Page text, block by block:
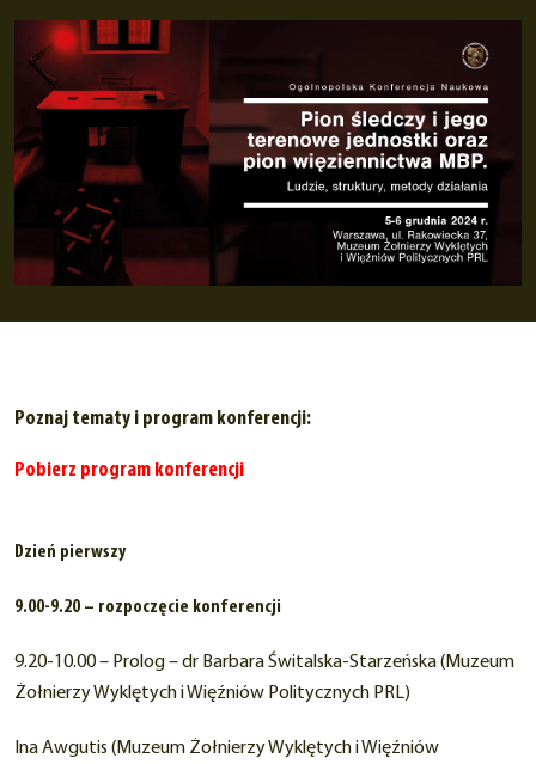
Poznaj tematy i program konferencji:
Pobierz program konferencji
Dzień pierwszy
9.00-9.20 – rozpoczęcie konferencji
9.20-10.00 – Prolog – dr Barbara Świtalska-Starzeńska (Muzeum
Żołnierzy Wyklętych i Więźniów Politycznych PRL)
Ina Awgutis (Muzeum Żołnierzy Wyklętych i Więźniów